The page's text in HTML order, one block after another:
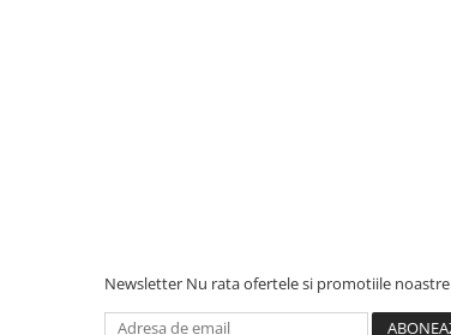
Newsletter Nu rata ofertele si promotiile noastre